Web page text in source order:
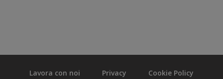
Lavora con noi Privacy
Cookie Policy